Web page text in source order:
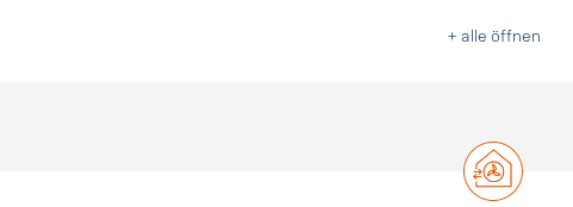
+ alle öffnen